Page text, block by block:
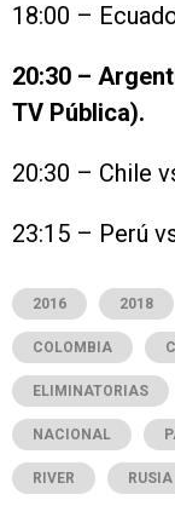
18:00 –
20:30 –
TV Pública).
20:30 – Chile
23:15 – Perú
2016 2018
COLOMBIA
ELIMINATORIAS
NACIONAL
RIVER RUSIA